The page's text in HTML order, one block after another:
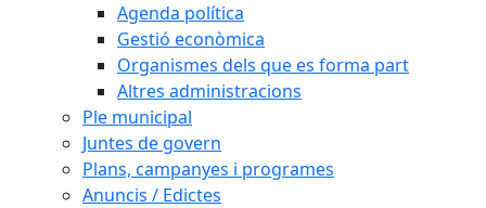
Agenda política
Gestió econòmica
Organismes dels que es forma part
Altres administracions
Ple municipal
Juntes de govern
Plans, campanyes i programes
Anuncis / Edictes